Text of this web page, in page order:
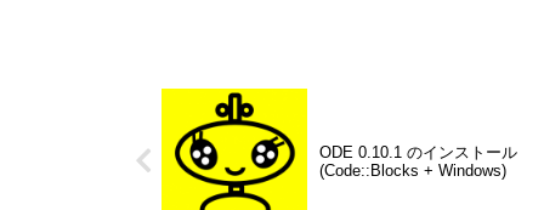
ODE 0.10.1 のインストール
(Code::Blocks + Windows)